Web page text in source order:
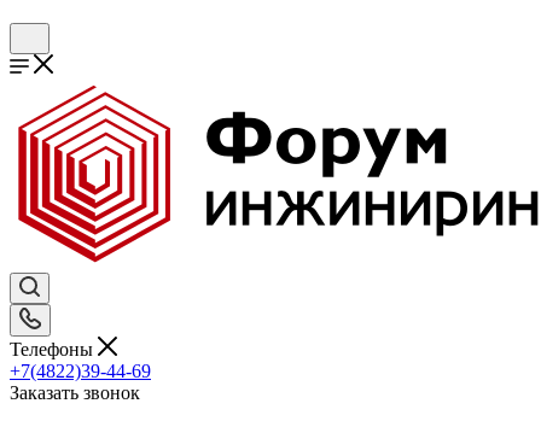
Телефоны
+7(4822)39-44-69
Заказать звонок